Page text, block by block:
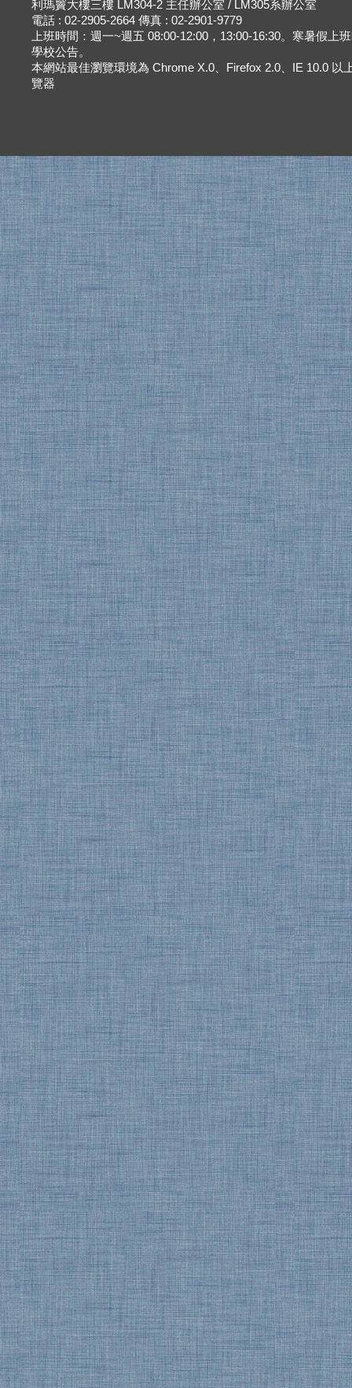
利瑪竇大樓三樓 LM304-2 主任辦公室 / LM305系辦公室
電話 : 02-2905-2664 傳真 : 02-2901-9779
上班時間：週一~週五 08:00-12:00，13:00-16:30。寒暑假上
學校公告。
本網站最佳瀏覽環境為 Chrome X.0、Firefox 2.0、IE 10.0 以
覽器